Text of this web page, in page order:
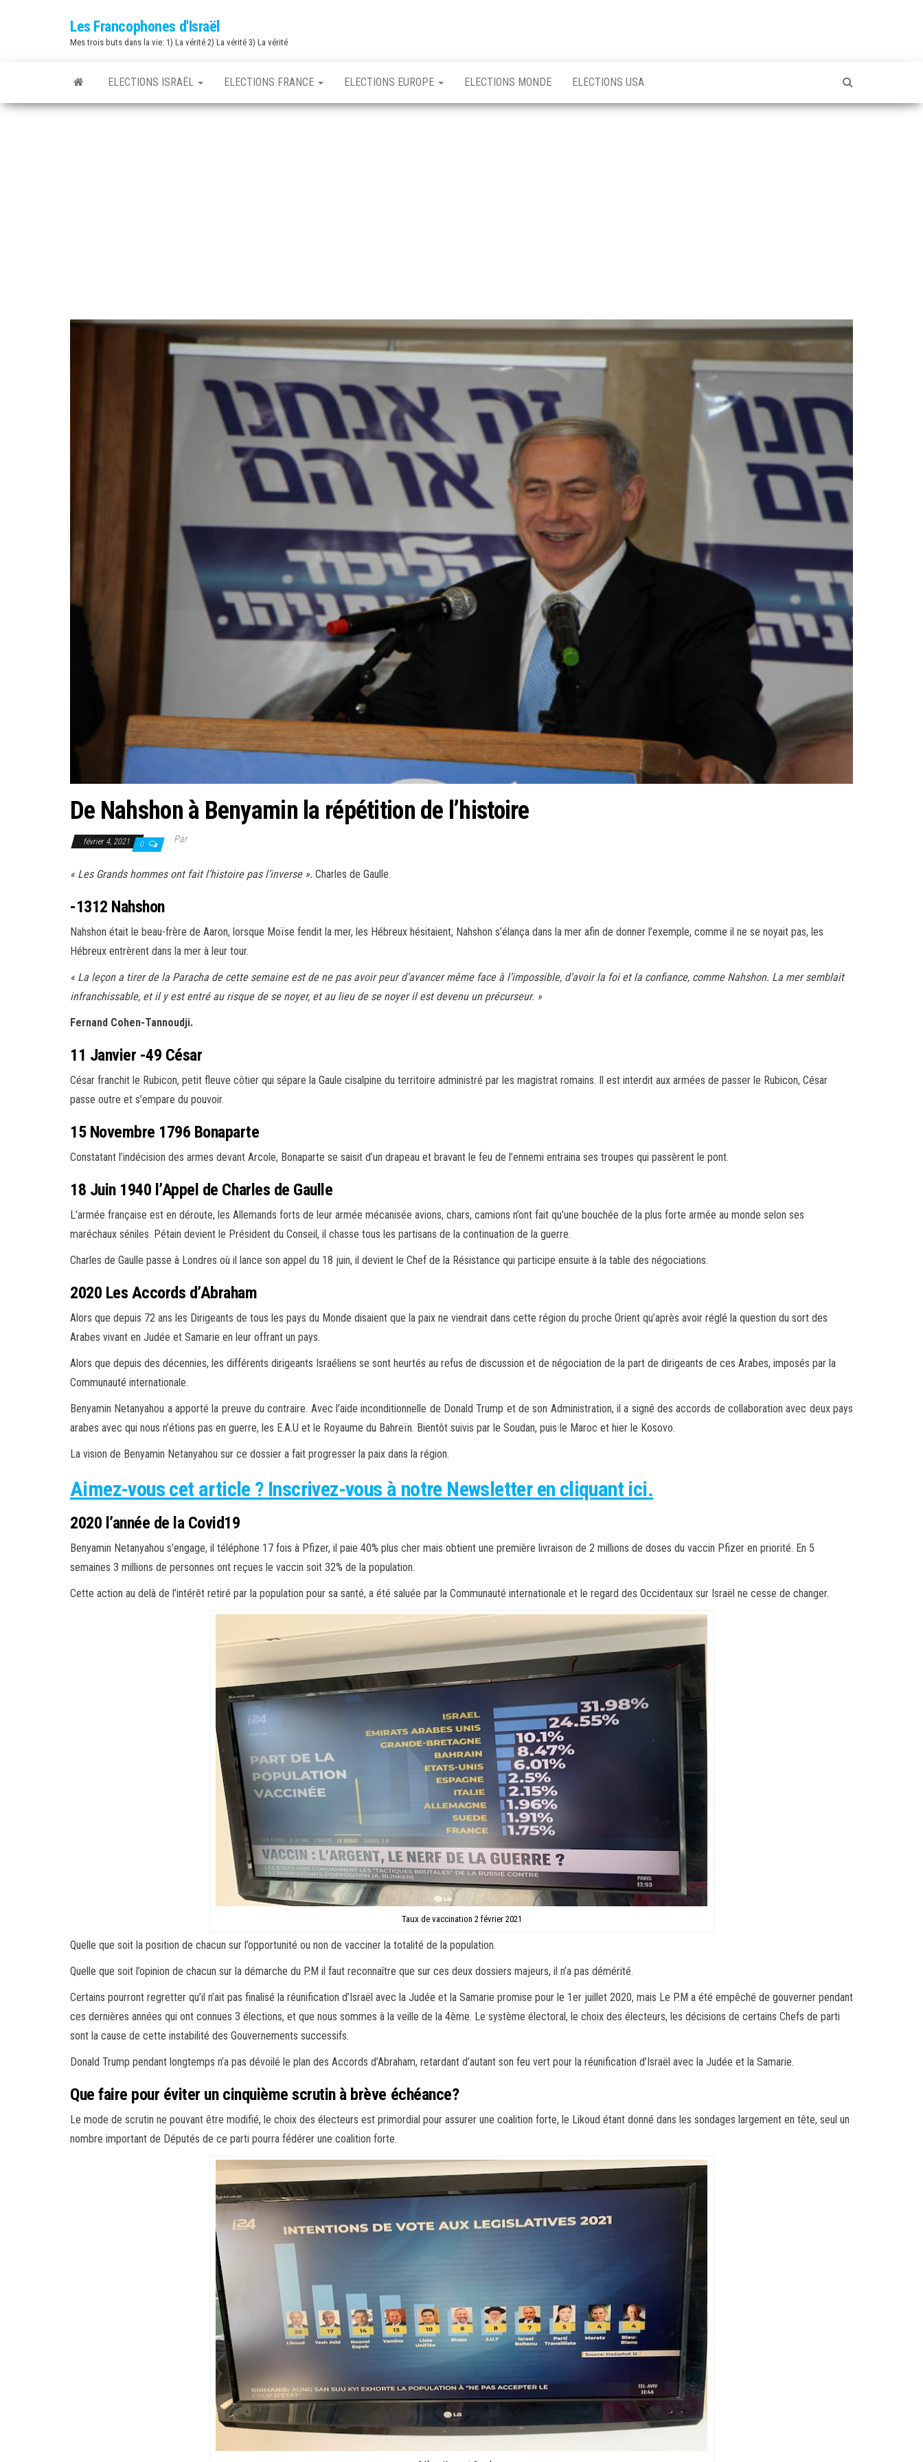
Les Francophones d'Israël
Mes trois buts dans la vie: 1) La vérité 2) La vérité 3) La vérité
ELECTIONS ISRAËL ELECTIONS FRANCE ELECTIONS EUROPE ELECTIONS MONDE ELECTIONS USA
De Nahshon à Benyamin la répétition de l’histoire
février 4, 2021 0 Par
« Les Grands hommes ont fait l’histoire pas l’inverse ». Charles de Gaulle.
-1312 Nahshon
Nahshon était le beau-frère de Aaron, lorsque Moïse fendit la mer, les Hébreux hésitaient, Nahshon s’élança dans la mer afin de donner l’exemple, comme il ne se noyait pas, les
Hébreux entrèrent dans la mer à leur tour.
« La leçon a tirer de la Paracha de cette semaine est de ne pas avoir peur d’avancer même face à l’impossible, d’avoir la foi et la confiance, comme Nahshon. La mer semblait
infranchissable, et il y est entré au risque de se noyer, et au lieu de se noyer il est devenu un précurseur. »
Fernand Cohen-Tannoudji.
11 Janvier -49 César
César franchit le Rubicon, petit fleuve côtier qui sépare la Gaule cisalpine du territoire administré par les magistrat romains. Il est interdit aux armées de passer le Rubicon, César
passe outre et s’empare du pouvoir.
15 Novembre 1796 Bonaparte
Constatant l’indécision des armes devant Arcole, Bonaparte se saisit d’un drapeau et bravant le feu de l’ennemi entraina ses troupes qui passèrent le pont.
18 Juin 1940 l’Appel de Charles de Gaulle
L’armée française est en déroute, les Allemands forts de leur armée mécanisée avions, chars, camions n’ont fait qu’une bouchée de la plus forte armée au monde selon ses
maréchaux séniles. Pétain devient le Président du Conseil, il chasse tous les partisans de la continuation de la guerre.
Charles de Gaulle passe à Londres où il lance son appel du 18 juin, il devient le Chef de la Résistance qui participe ensuite à la table des négociations.
2020 Les Accords d’Abraham
Alors que depuis 72 ans les Dirigeants de tous les pays du Monde disaient que la paix ne viendrait dans cette région du proche Orient qu’après avoir réglé la question du sort des
Arabes vivant en Judée et Samarie en leur offrant un pays.
Alors que depuis des décennies, les différents dirigeants Israéliens se sont heurtés au refus de discussion et de négociation de la part de dirigeants de ces Arabes, imposés par la
Communauté internationale.
Benyamin Netanyahou a apporté la preuve du contraire. Avec l’aide inconditionnelle de Donald Trump et de son Administration, il a signé des accords de collaboration avec deux pays
arabes avec qui nous n’étions pas en guerre, les E.A.U et le Royaume du Bahreïn. Bientôt suivis par le Soudan, puis le Maroc et hier le Kosovo.
La vision de Benyamin Netanyahou sur ce dossier a fait progresser la paix dans la région.
Aimez-vous cet article ? Inscrivez-vous à notre Newsletter en cliquant ici.
2020 l’année de la Covid19
Benyamin Netanyahou s’engage, il téléphone 17 fois à Pfizer, il paie 40% plus cher mais obtient une première livraison de 2 millions de doses du vaccin Pfizer en priorité. En 5
semaines 3 millions de personnes ont reçues le vaccin soit 32% de la population.
Cette action au delà de l’intérêt retiré par la population pour sa santé, a été saluée par la Communauté internationale et le regard des Occidentaux sur Israël ne cesse de changer.
Taux de vaccination 2 février 2021
Quelle que soit la position de chacun sur l’opportunité ou non de vacciner la totalité de la population.
Quelle que soit l’opinion de chacun sur la démarche du P.M il faut reconnaître que sur ces deux dossiers majeurs, il n’a pas démérité.
Certains pourront regretter qu’il n’ait pas finalisé la réunification d’Israël avec la Judée et la Samarie promise pour le 1er juillet 2020, mais Le P.M a été empêché de gouverner pendant
ces dernières années qui ont connues 3 élections, et que nous sommes à la veille de la 4ème. Le système électoral, le choix des électeurs, les décisions de certains Chefs de parti
sont la cause de cette instabilité des Gouvernements successifs.
Donald Trump pendant longtemps n’a pas dévoilé le plan des Accords d’Abraham, retardant d’autant son feu vert pour la réunification d’Israël avec la Judée et la Samarie.
Que faire pour éviter un cinquième scrutin à brève échéance?
Le mode de scrutin ne pouvant être modifié, le choix des électeurs est primordial pour assurer une coalition forte, le Likoud étant donné dans les sondages largement en tête, seul un
nombre important de Députés de ce parti pourra fédérer une coalition forte.